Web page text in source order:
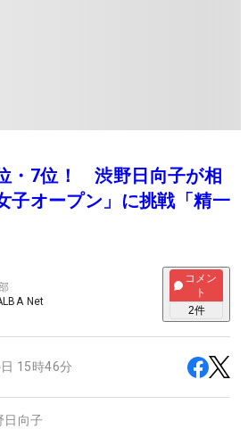
・7位！ 渋野日向子が相
子オープン」に挑戦「精一
Net
コメン
ト
2件
15時46分
日向子